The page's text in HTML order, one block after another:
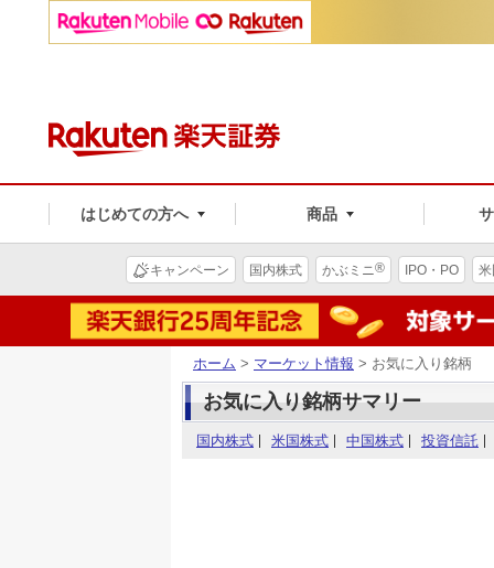
はじめての方へ 商品
キャンペーン 国内株式 かぶミニ® IPO・PO
ホーム > マーケット情報 > お気に入り銘柄
お気に入り銘柄サマリー
国内株式 米国株式 中国株式 投資信託